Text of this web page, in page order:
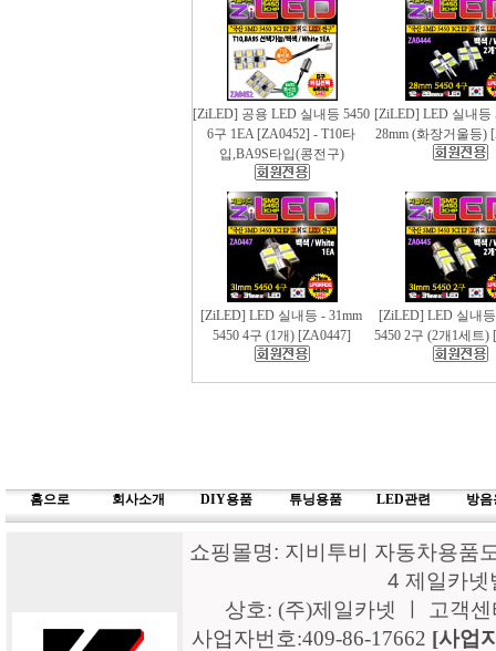
[ZiLED] 공용 LED 실내등 5450
6구 1EA [ZA0452] - T10타
입,BA9S타입(콩전구)
[ZiLED] LED 실내등
28mm (화장거울등)
[ZiLED] LED 실내등 - 31mm
5450 4구 (1개) [ZA0447]
[ZiLED] LED 실내
5450 2구 (2개1세트)
홈으로 회사소개 DIY용품 튜닝용품 LED관련 방음
쇼핑몰명: 지비투비 자동차용품
4 제일카
상호: (주)제일카넷 ㅣ 고객
사업자번호:409-86-17662 [사업